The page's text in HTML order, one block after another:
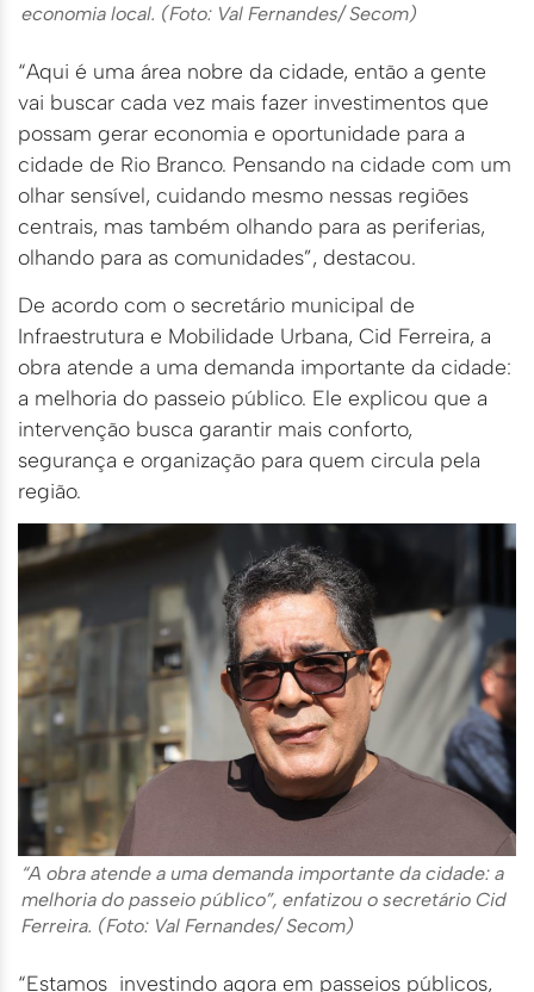
economia local. (Foto: Val Fernandes/ Secom)
“Aqui é uma área nobre da cidade, então a gente
vai buscar cada vez mais fazer investimentos que
possam gerar economia e oportunidade para a
cidade de Rio Branco. Pensando na cidade com um
olhar sensível, cuidando mesmo nessas regiões
centrais, mas também olhando para as periferias,
olhando para as comunidades”, destacou.
De acordo com o secretário municipal de
Infraestrutura e Mobilidade Urbana, Cid Ferreira, a
obra atende a uma demanda importante da cidade:
a melhoria do passeio público. Ele explicou que a
intervenção busca garantir mais conforto,
segurança e organização para quem circula pela
região.
“A obra atende a uma demanda importante da cidade: a
melhoria do passeio público”, enfatizou o secretário Cid
Ferreira. (Foto: Val Fernandes/ Secom)
“Estamos investindo agora em passeios públicos,